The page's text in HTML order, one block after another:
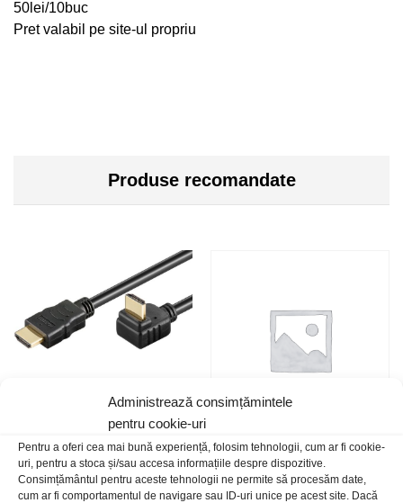
Administrează consimțămintele
pentru cookie-uri
Pentru a oferi cea mai bună experiență, folosim tehnologii, cum ar fi cookie-
uri, pentru a stoca și/sau accesa informațiile despre dispozitive.
Consimțământul pentru aceste tehnologii ne permite să procesăm date,
cum ar fi comportamentul de navigare sau ID-uri unice pe acest site. Dacă
50lei/10buc
Pret valabil pe site-ul propriu
Produse recomandate
Cablu HDMI t-t 1m 1.4 270grd
19,00 lei /Buc
Cablu BNC+alimentare 2.1×5.5
t+t-t+m 50m
70,00 lei /Buc